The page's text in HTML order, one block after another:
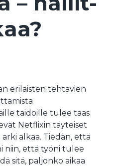
erilaisten tehtävien
taidoille tulee taas
Netflixin täyteiset
alkaa. Tiedän, että
niin, että työni tulee
sitä, paljonko aikaa